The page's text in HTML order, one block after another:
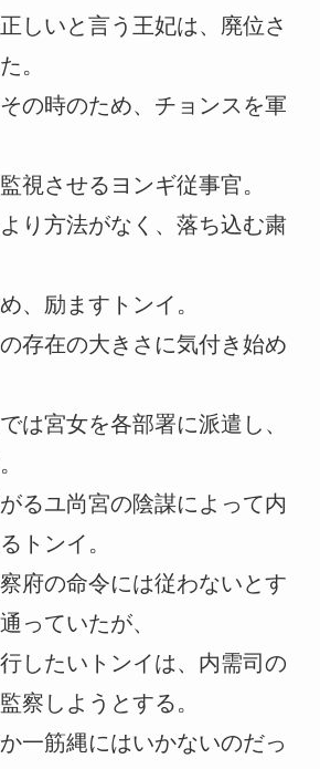
しいと言う王妃は、廃位さ
。
の時のため、チョンスを軍
視させるヨンギ従事官。
り方法がなく、落ち込む粛
、励ますトンイ。
存在の大きさに気付き始め
は宮女を各部署に派遣し、
るユ尚宮の陰謀によって内
トンイ。
府の命令には従わないとす
っていたが、
したいトンイは、内需司の
察しようとする。
一筋縄にはいかないのだっ